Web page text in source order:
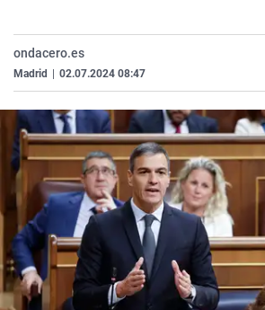
ondacero.es
Madrid 02.07.2024 08:47